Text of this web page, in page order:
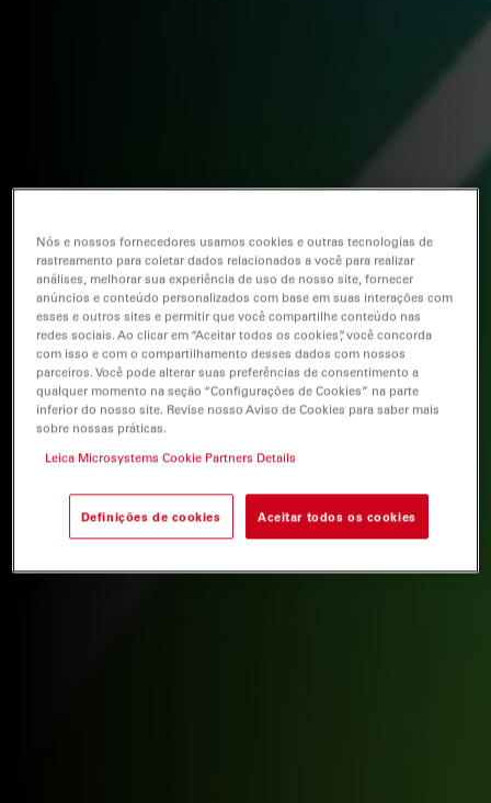
Nós e nossos fornecedores usamos cookies e outras tecnologias de
rastreamento para coletar dados relacionados a você para realizar
análises, melhorar sua experiência de uso de nosso site, fornecer
anúncios e conteúdo personalizados com base em suas interações com
esses e outros sites e permitir que você compartilhe conteúdo nas
redes sociais. Ao clicar em “Aceitar todos os cookies”, você concorda
com isso e com o compartilhamento desses dados com nossos
parceiros. Você pode alterar suas preferências de consentimento a
qualquer momento na seção “Configurações de Cookies” na parte
inferior do nosso site. Revise nosso Aviso de Cookies para saber mais
sobre nossas práticas.
Leica Microsystems Cookie Partners Details
Definições de cookies Aceitar todos os cookies